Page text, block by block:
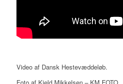
Video af Dansk Hestevæddeløb.